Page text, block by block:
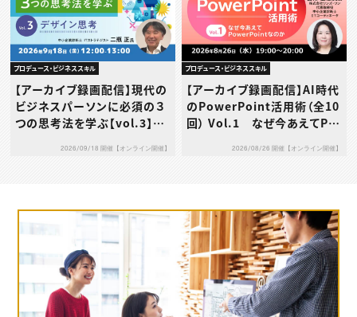
プロデュース・ビジネススキル
【アーカイブ録画配信】現代の
ビジネスパーソンに必須の３
つの思考法を学ぶ【vol.3】デ
2026/09/18 開催【オンライン開催】
プロデュース・ビジネススキル
【アーカイブ録画配信】AI時代
のPowerPoint活用術（全10
回） Vol.1 なぜ今あえてPo
2026/08/26 開催【オンライン開催】